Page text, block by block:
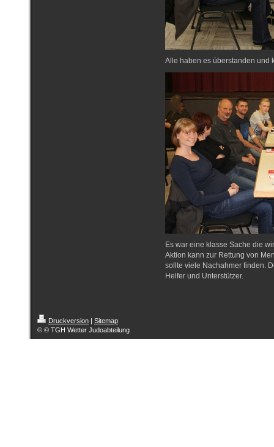
Alle haben es überstanden und
Es war eine klasse Sache die
Aktion kann zur Rettung von
sollte viele Nachahmer finden.
Helfer und Unterstützer.
Druckversion | Sitemap
© © TGH Wetter Judoabteilung